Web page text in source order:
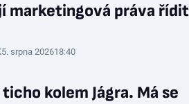
marketingová práva řídit
5. srpna 202618:40
kolem Jágra. Má se